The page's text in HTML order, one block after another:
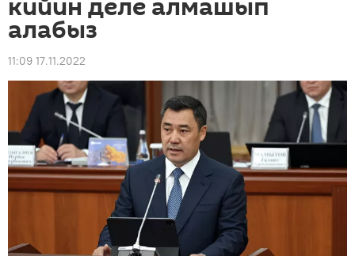
кийин деле алмашып
алабыз
11:09 17.11.2022